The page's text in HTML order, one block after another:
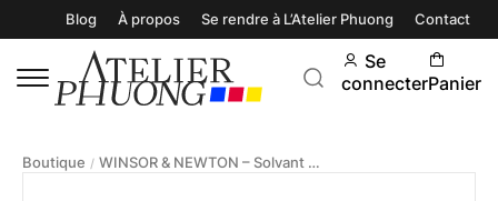
Blog À propos Se rendre à L’Atelier Phuong Contact
Se
connecterPanier
Boutique / WINSOR & NEWTON – Solvant Sans Odeur Sansodor 500ml